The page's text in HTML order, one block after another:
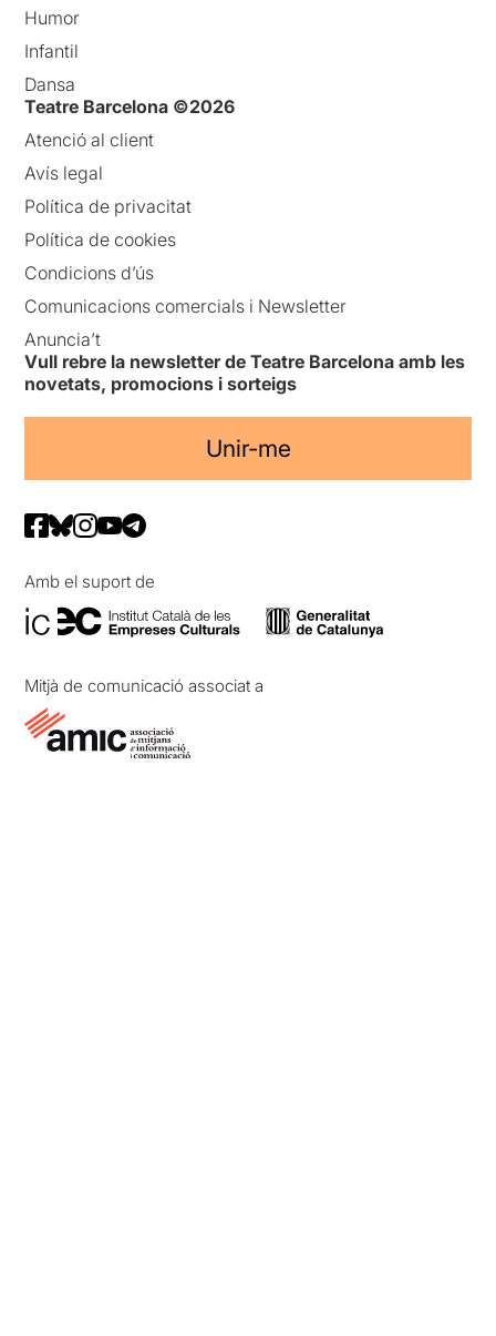
Humor
Infantil
Dansa
Teatre Barcelona ©2026
Atenció al client
Avís legal
Política de privacitat
Política de cookies
Condicions d’ús
Comunicacions comercials i Newsletter
Anuncia’t
Vull rebre la newsletter de Teatre Barcelona amb les
novetats, promocions i sorteigs
Unir-me
Amb el suport de
Mitjà de comunicació associat a